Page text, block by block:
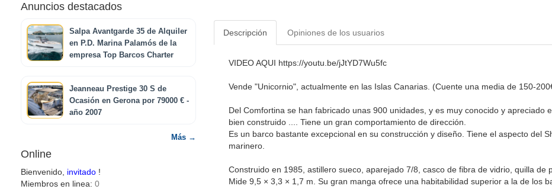
Anuncios destacados
Salpa Avantgarde 35 de Alquiler
en P.D. Marina Palamós de la
empresa Top Barcos Charter
Jeanneau Prestige 30 S de
Ocasión en Gerona por 79000 € -
año 2007
Más →
Online
Bienvenido, invitado !
Miembros en linea: 0
Descripción Opiniones de los usuarios
VIDEO AQUI https://youtu.be/jJtYD7Wu5fc
Vende "Unicornio", actualmente en las Islas Canarias. (Cuente una media de 150-
Del Comfortina se han fabricado unas 900 unidades, y es muy conocido y apreciado
bien construido .... Tiene un gran comportamiento de dirección.
Es un barco bastante excepcional en su construcción y diseño. Tiene el aspecto del
marinero.
Construido en 1985, astillero sueco, aparejado 7/8, casco de fibra de vidrio, quilla de
Mide 9,5 × 3,3 × 1,7 m. Su gran manga ofrece una habitabilidad superior a la de los